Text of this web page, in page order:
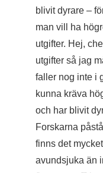
blivit dyrare –
man vill ha
utgifter. Hej,
utgifter så jag
faller nog inte i
kunna kräva
och har blivit
Forskarna
finns det
avundsjuka än